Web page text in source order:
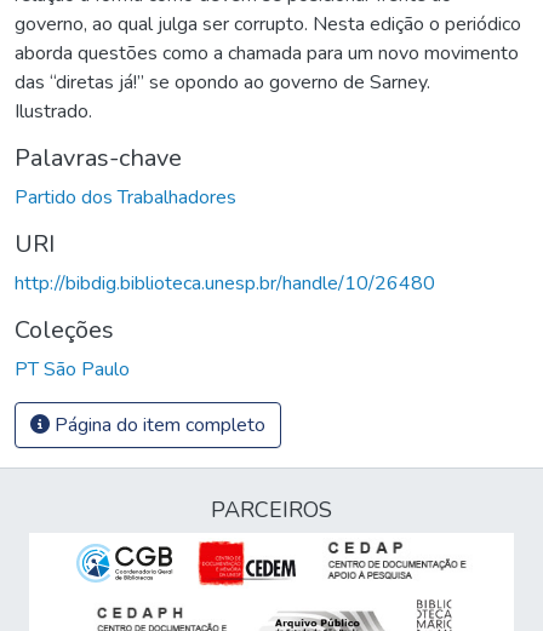
governo, ao qual julga ser corrupto. Nesta edição o periódico
aborda questões como a chamada para um novo movimento
das “diretas já!” se opondo ao governo de Sarney.
Ilustrado.
Palavras-chave
Partido dos Trabalhadores
URI
http://bibdig.biblioteca.unesp.br/handle/10/26480
Coleções
PT São Paulo
Página do item completo
PARCEIROS